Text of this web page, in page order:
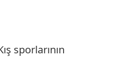
sporlarının